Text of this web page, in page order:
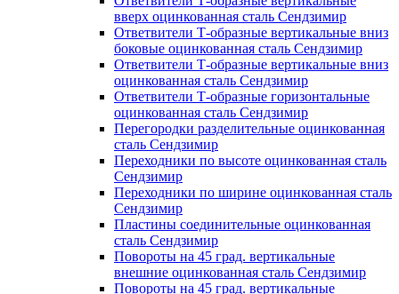
вверх оцинкованная сталь Сендзимир
Ответвители Т-образные вертикальные вниз
боковые оцинкованная сталь Сендзимир
Ответвители Т-образные вертикальные вниз
оцинкованная сталь Сендзимир
Ответвители Т-образные горизонтальные
оцинкованная сталь Сендзимир
Перегородки разделительные оцинкованная
сталь Сендзимир
Переходники по высоте оцинкованная сталь
Сендзимир
Переходники по ширине оцинкованная сталь
Сендзимир
Пластины соединительные оцинкованная
сталь Сендзимир
Повороты на 45 град. вертикальные
внешние оцинкованная сталь Сендзимир
Повороты на 45 град. вертикальные